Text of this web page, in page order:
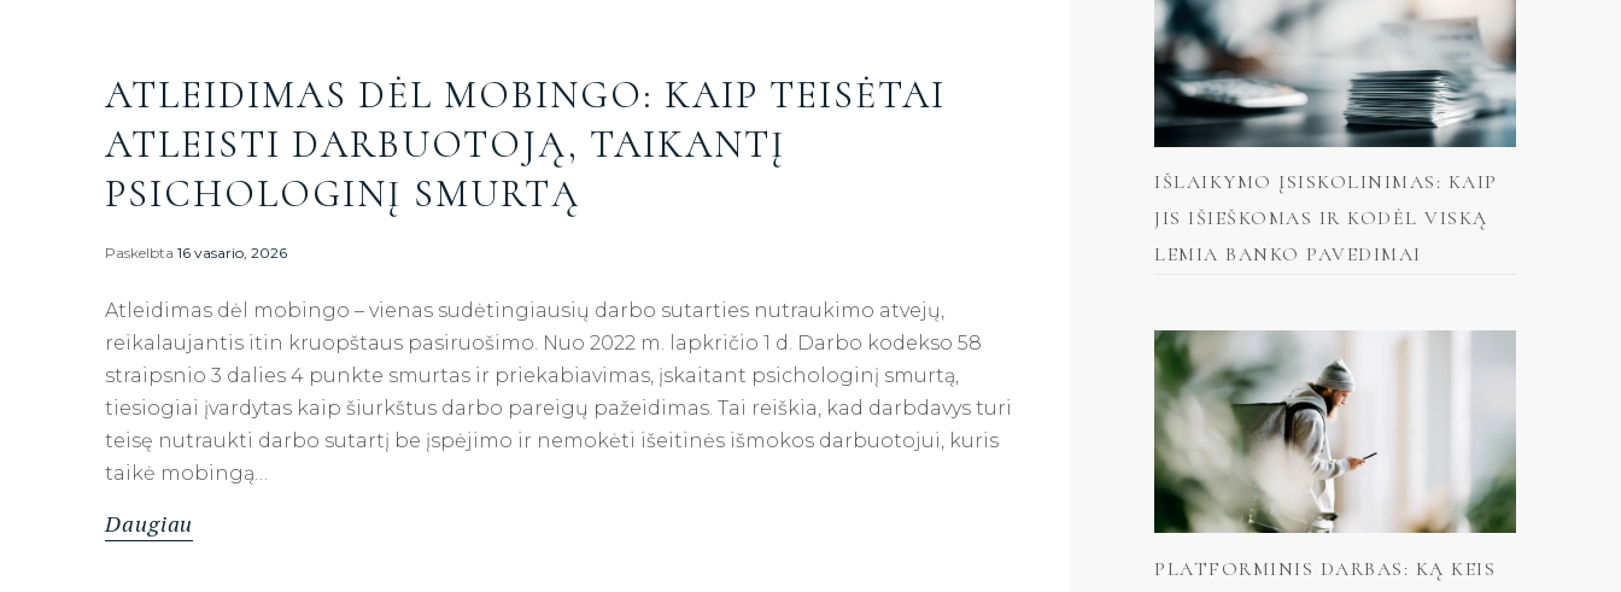
ATLEIDIMAS DĖL MOBINGO: KAIP TEISĖTAI
ATLEISTI DARBUOTOJĄ, TAIKANTĮ
PSICHOLOGINĮ SMURTĄ
Paskelbta 16 vasario, 2026
Atleidimas dėl mobingo – vienas sudėtingiausių darbo sutarties nutraukimo atvejų,
reikalaujantis itin kruopštaus pasiruošimo. Nuo 2022 m. lapkričio 1 d. Darbo kodekso 58
straipsnio 3 dalies 4 punkte smurtas ir priekabiavimas, įskaitant psichologinį smurtą,
tiesiogiai įvardytas kaip šiurkštus darbo pareigų pažeidimas. Tai reiškia, kad darbdavys turi
teisę nutraukti darbo sutartį be įspėjimo ir nemokėti išeitinės išmokos darbuotojui, kuris
taikė mobingą…
Daugiau
IŠLAIKYMO ĮSISKOLINIMAS: KAIP
JIS IŠIEŠKOMAS IR KODĖL VISKĄ
LEMIA BANKO PAVEDIMAI
PLATFORMINIS DARBAS: KĄ KEIS